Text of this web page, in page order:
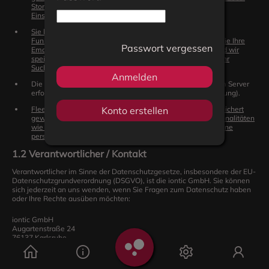
Passwort vergessen
Anmelden
Konto erstellen
Storage), diese beinhalten technische Daten sowie Ihre
Einstellungen.
Sie können sich bei fleebs registrieren, um erweiterte
Funktionalitäten nutzen zu können. In diesem Fall geben Sie Ihre
Emailadresse sowie ggf. Namen und weitere Daten an und wir
speichern gewisse Präferenzen (Likes + Bookmarks), um Ihr
Sucherlebnis zu optimieren.
Die Kommunikation zwischen Ihrem Browser und unserem Server
erfolgt verschlüsselt (SSL-Verschlüsselung/HTTPS-Verbindung).
Fleebs ist als Progressive Web App implementiert und speichert
gewisse Inhalte der App im Browser zwischen, um Funktionalitäten
wie eine Mobil-Applikation bieten zu können. Dies sind keine
personenbezogenen Daten, sondern technische Daten.
1.2 Verantwortlicher / Kontakt
Verantwortlicher im Sinne der Datenschutzgesetze, insbesondere der EU-
Datenschutzgrundverordnung (DSGVO), ist die iontic GmbH. Sie können
sich jederzeit an uns wenden, wenn Sie Fragen zum Datenschutz haben
oder Ihre Rechte ausüben möchten:
iontic GmbH
Augartenstraße 24
76137 Karlsruhe
datenschutz@fleebs.com